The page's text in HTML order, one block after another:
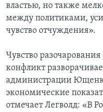
властью, но также
между политиками,
чувство отчуждения».
Чувство разочарования
конфликт
администрации
экономические
отмечает Легволд: «В